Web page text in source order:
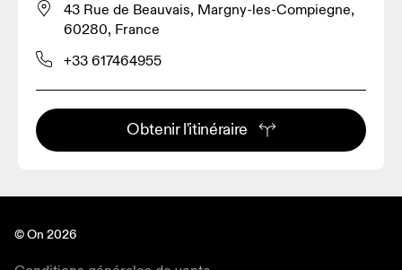
43 Rue de Beauvais, Margny-les-Compiegne,
60280, France
+33 617464955
Obtenir l'itinéraire
© On 2026